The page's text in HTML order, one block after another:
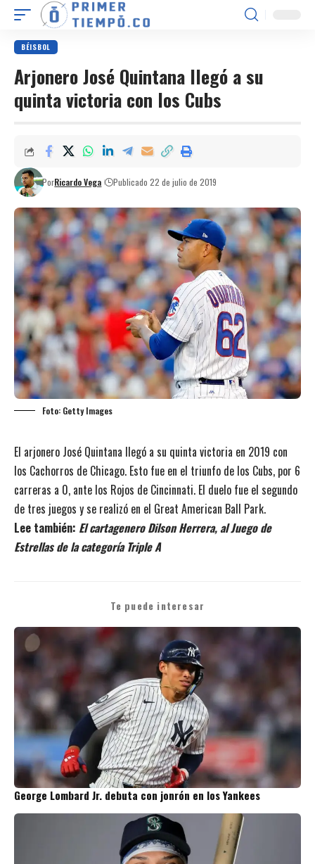
BÉISBOL
Arjonero José Quintana llegó a su
quinta victoria con los Cubs
PorRicardo Vega Publicado 22 de julio de 2019
Foto: Getty Images
El arjonero José Quintana llegó a su quinta victoria en 2019 con
los Cachorros de Chicago. Esto fue en el triunfo de los Cubs, por 6
carreras a 0, ante los Rojos de Cincinnati. El duelo fue el segundo
de tres juegos y se realizó en el Great American Ball Park.
Lee también: El cartagenero Dilson Herrera, al Juego de
Estrellas de la categoría Triple A
Te puede interesar
George Lombard Jr. debuta con jonrón en los Yankees